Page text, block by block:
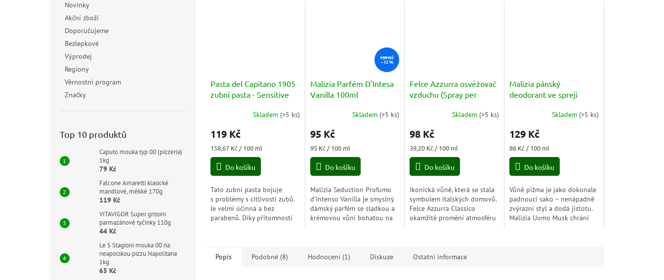
Novinky
Akční zboží
Doporučujeme
Bezlepkové
Výprodej
Regiony
Věrnostní program
Značky
Top 10 produktů
Caputo mouka typ 00 (pizzeria)
1kg
79 Kč
Falcone Amaretti klasické
mandlové, měkké 170g
119 Kč
VITAVIGOR Super grissini
parmazánové tyčinky 110g
44 Kč
Le 5 Stagioni mouka 00 na
neapolskou pizzu Napolitana
1kg
65 Kč
Pasta del Capitano 1905
zubní pasta - Sensitive
produktu
3,0
5
Skladem (>5 ks)
119 Kč
Měrná
cena:
158,67 Kč / 100 ml
Do košíku
Tato zubní pasta bojuje
s problémy s citlivostí zubů.
Je velmi účinná a bez
parabenů. Díky přítomnosti
zmírňuje...
109 Kč
–12 %
Malizia Parfém D'Intesa
Vanilla 100ml
Skladem(>5 ks)
95 Kč
Měrná
cena:
95 Kč / 100 ml
Do košíku
Malizia Seduction Profumo
d'Intenso Vanilla je smyslný
dámský parfém se sladkou a
krémovou vůní bohatou na
Felce Azzurra osvěžovač
vzduchu (Spray per
produktu
5,0
5
Skladem(>5 ks)
98 Kč
Měrná
cena:
39,20 Kč / 100 ml
Do košíku
Ikonická vůně, která se stala
symbolem italských domovů.
Felce Azzurra Classico
okamžitě promění atmosféru
Malizia pánský
deodorant ve spreji
produktu
5,0
5
Skladem(>5 ks)
129 Kč
Měrná
cena:
86 Kč / 100 ml
Do košíku
Vůně pižma je jako dokonale
padnoucí sako – nenápadně
zvýrazní styl a dodá jistotu.
Malizia Uomo Musk chrání
Popis
Podobné (8) Hodnocení (1) Diskuze Ostatní informace